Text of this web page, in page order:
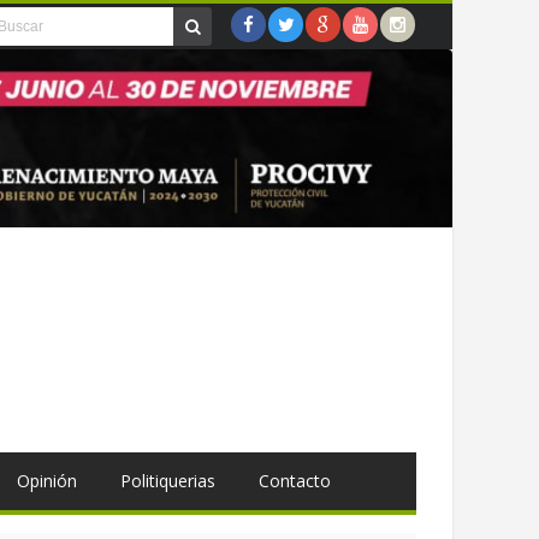
Opinión Politiquerias Contacto